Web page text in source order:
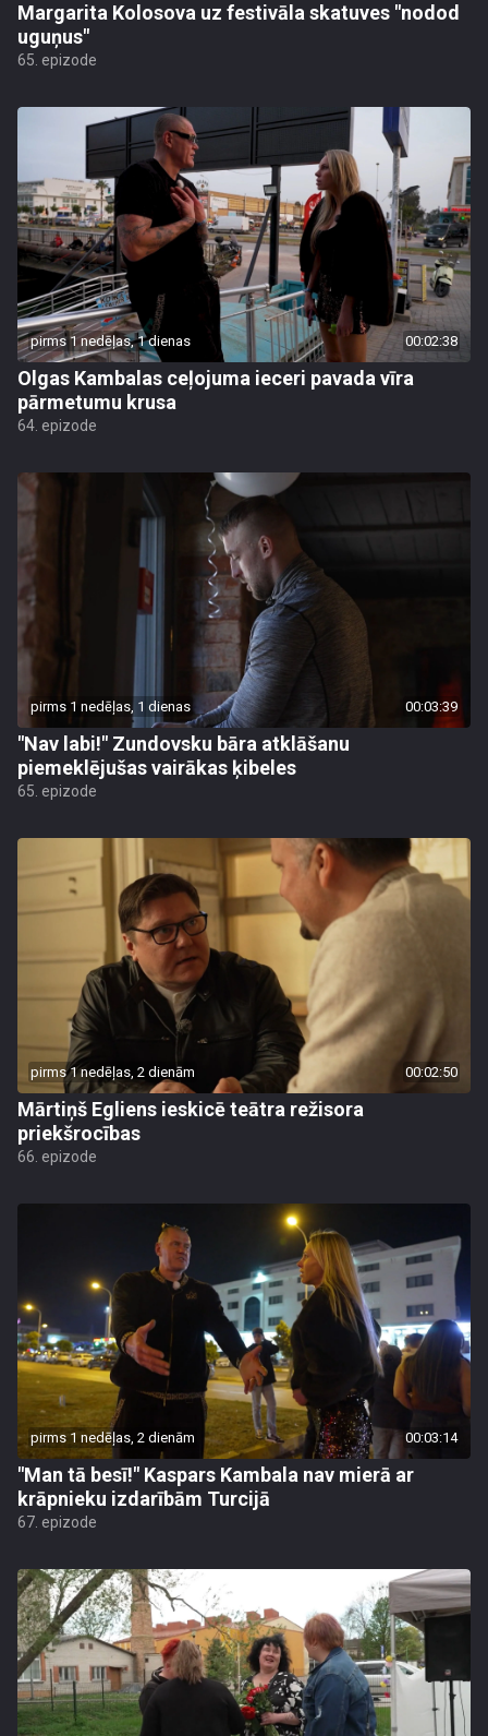
Margarita Kolosova uz festivāla skatuves "nodod
uguņus"
65. epizode
pirms 1 nedēļas, 1 dienas 00:02:38
Olgas Kambalas ceļojuma ieceri pavada vīra
pārmetumu krusa
64. epizode
pirms 1 nedēļas, 1 dienas 00:03:39
"Nav labi!" Zundovsku bāra atklāšanu
piemeklējušas vairākas ķibeles
65. epizode
pirms 1 nedēļas, 2 dienām 00:02:50
Mārtiņš Egliens ieskicē teātra režisora
priekšrocības
66. epizode
pirms 1 nedēļas, 2 dienām 00:03:14
"Man tā besī!" Kaspars Kambala nav mierā ar
krāpnieku izdarībām Turcijā
67. epizode